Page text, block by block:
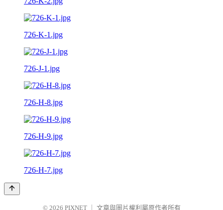
726-K-1.jpg
726-J-1.jpg
726-H-8.jpg
726-H-9.jpg
726-H-7.jpg
© 2026 PIXNET 文章與圖片權利屬原作者所有